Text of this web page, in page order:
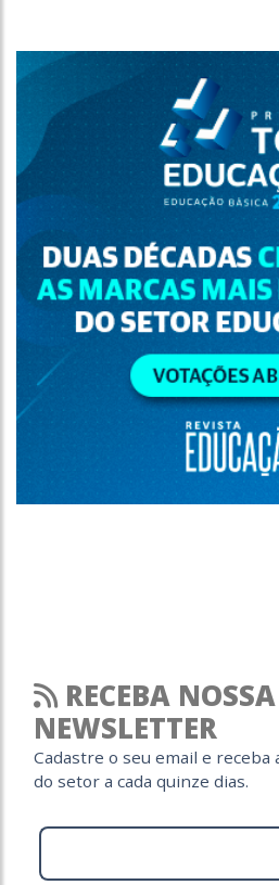
RECEBA NOSSA
NEWSLETTER
Cadastre o seu email e
do setor a cada quinze dias.